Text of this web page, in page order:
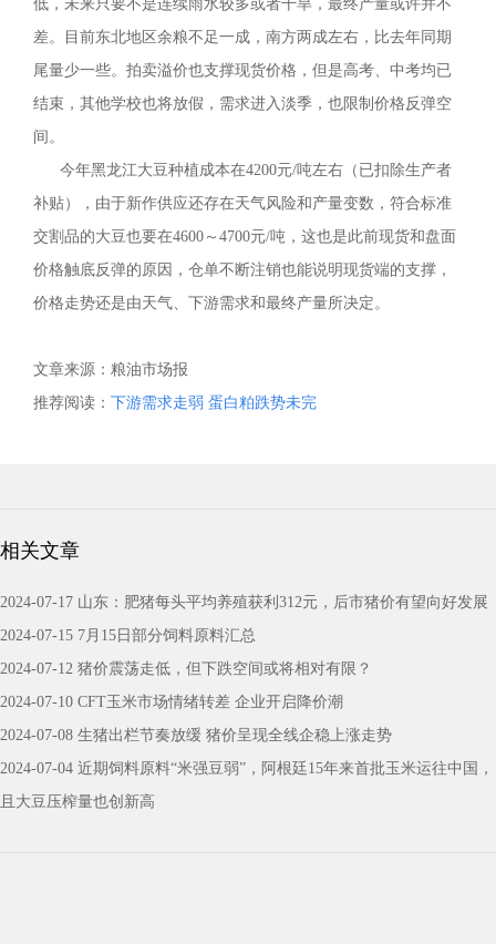
低，未来只要不是连续雨水较多或者干旱，最终产量或许并不
差。目前东北地区余粮不足一成，南方两成左右，比去年同期
尾量少一些。拍卖溢价也支撑现货价格，但是高考、中考均已
结束，其他学校也将放假，需求进入淡季，也限制价格反弹空
间。
今年黑龙江大豆种植成本在4200元/吨左右（已扣除生产者
补贴），由于新作供应还存在天气风险和产量变数，符合标准
交割品的大豆也要在4600～4700元/吨，这也是此前现货和盘面
价格触底反弹的原因，仓单不断注销也能说明现货端的支撑，
价格走势还是由天气、下游需求和最终产量所决定。
文章来源： 粮油市场报
推荐阅读： 下游需求走弱 蛋白粕跌势未完
相关文章
2024-07-17 山东：肥猪每头平均养殖获利312元，后市猪价有望向好发展
2024-07-15 7月15日部分饲料原料汇总
2024-07-12 猪价震荡走低，但下跌空间或将相对有限？
2024-07-10 CFT玉米市场情绪转差 企业开启降价潮
2024-07-08 生猪出栏节奏放缓 猪价呈现全线企稳上涨走势
2024-07-04 近期饲料原料“米强豆弱”，阿根廷15年来首批玉米运往中国，
且大豆压榨量也创新高